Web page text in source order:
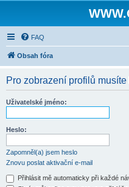
FAQ
Obsah fóra
Pro zobrazení profilů
Uživatelské jméno:
Heslo:
Zapomněl(a) jsem heslo
Znovu poslat aktivační e-mail
Přihlásit mě automaticky při každé